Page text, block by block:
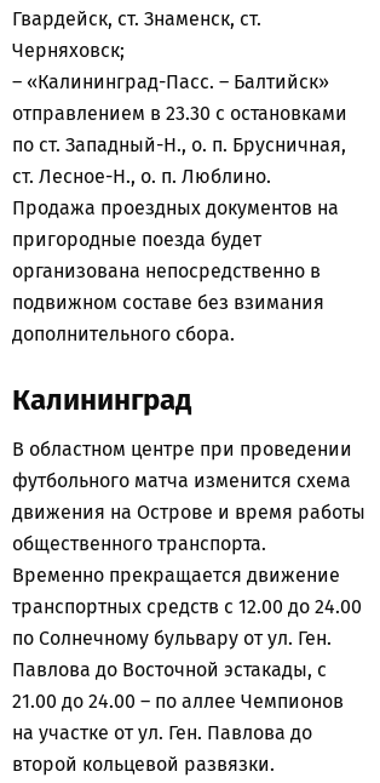
Гвардейск, ст. Знаменск, ст.
Черняховск;
– «Калининград-Пасс. – Балтийск»
отправлением в 23.30 с остановками
по ст. Западный-Н., о. п. Брусничная,
ст. Лесное-Н., о. п. Люблино.
Продажа проездных документов на
пригородные поезда будет
организована непосредственно в
подвижном составе без взимания
дополнительного сбора.
Калининград
В областном центре при проведении
футбольного матча изменится схема
движения на Острове и время работы
общественного транспорта.
Временно прекращается движение
транспортных средств с 12.00 до 24.00
по Солнечному бульвару от ул. Ген.
Павлова до Восточной эстакады, с
21.00 до 24.00 – по аллее Чемпионов
на участке от ул. Ген. Павлова до
второй кольцевой развязки.